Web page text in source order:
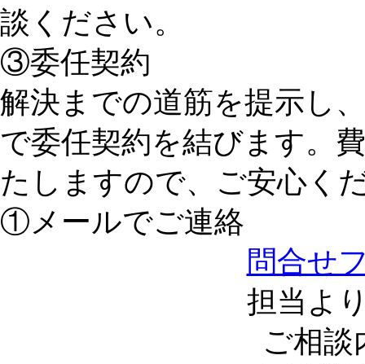
談ください。
③委任契約
解決までの道筋を提示し
で委任契約を結びます。
たしますので、ご安心く
①メールでご連絡
問合せ
担当よ
ご相談